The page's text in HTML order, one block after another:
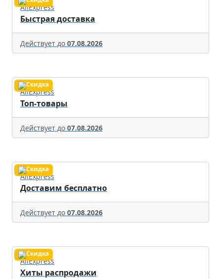
AliExpress
Быстрая доставка
Действует до 07.08.2026
AliExpress
Топ-товары
Действует до 07.08.2026
AliExpress
Доставим бесплатно
Действует до 07.08.2026
AliExpress
Хиты распродажи